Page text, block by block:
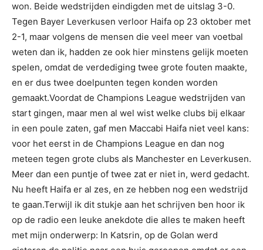
won. Beide wedstrijden eindigden met de uitslag 3-0.
Tegen Bayer Leverkusen verloor Haifa op 23 oktober met
2-1, maar volgens de mensen die veel meer van voetbal
weten dan ik, hadden ze ook hier minstens gelijk moeten
spelen, omdat de verdediging twee grote fouten maakte,
en er dus twee doelpunten tegen konden worden
gemaakt.Voordat de Champions League wedstrijden van
start gingen, maar men al wel wist welke clubs bij elkaar
in een poule zaten, gaf men Maccabi Haifa niet veel kans:
voor het eerst in de Champions League en dan nog
meteen tegen grote clubs als Manchester en Leverkusen.
Meer dan een puntje of twee zat er niet in, werd gedacht.
Nu heeft Haifa er al zes, en ze hebben nog een wedstrijd
te gaan.Terwijl ik dit stukje aan het schrijven ben hoor ik
op de radio een leuke anekdote die alles te maken heeft
met mijn onderwerp: In Katsrin, op de Golan werd